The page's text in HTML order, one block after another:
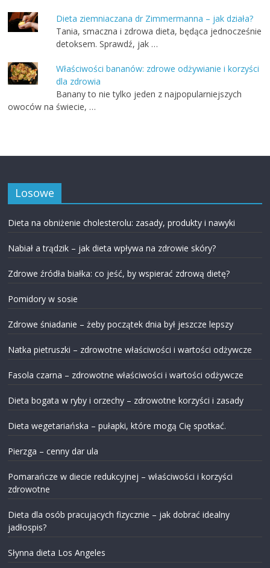
Dieta ziemniaczana dr Zimmermanna – jak działa?
Tania, smaczna i zdrowa dieta, będąca jednocześnie
detoksem. Sprawdź, jak …
Właściwości bananów: zdrowe odżywianie i korzyści
dla zdrowia
Banany to nie tylko jeden z najpopularniejszych
owoców na świecie, …
Losowe
Dieta na obniżenie cholesterolu: zasady, produkty i nawyki
Nabiał a trądzik – jak dieta wpływa na zdrowie skóry?
Zdrowe źródła białka: co jeść, by wspierać zdrową dietę?
Pomidory w sosie
Zdrowe śniadanie – żeby początek dnia był jeszcze lepszy
Natka pietruszki – zdrowotne właściwości i wartości odżywcze
Fasola czarna – zdrowotne właściwości i wartości odżywcze
Dieta bogata w ryby i orzechy – zdrowotne korzyści i zasady
Dieta wegetariańska – pułapki, które mogą Cię spotkać.
Pierzga – cenny dar ula
Pomarańcze w diecie redukcyjnej – właściwości i korzyści
zdrowotne
Dieta dla osób pracujących fizycznie – jak dobrać idealny
jadłospis?
Słynna dieta Los Angeles